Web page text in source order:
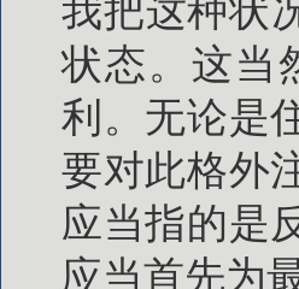
我把这种状
状态。这当
利。无论是
要对此格外
应当指的是
应当首先为